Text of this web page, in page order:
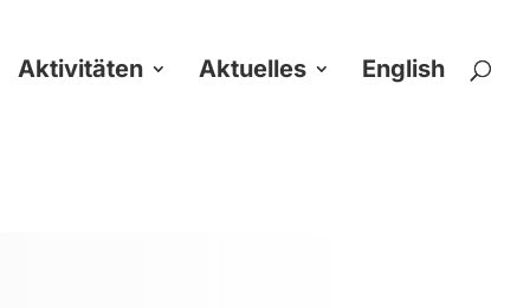
Aktivitäten Aktuelles English